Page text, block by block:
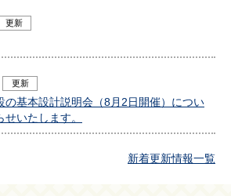
更新
更新
の基本設計説明会（8月2日開催）につい
いたします。
新着更新情報一覧